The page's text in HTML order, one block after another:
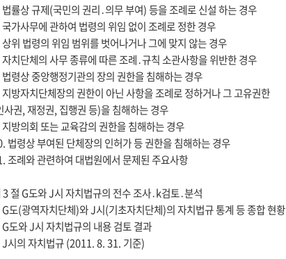
률상 규제(국민의 권리․의무 부여) 등을 조례로 신설 하는 경우
가사무에 관하여 법령의 위임 없이 조례로 정한 경우
위 법령의 위임 범위를 벗어나거나 그에 맞지 않는 경우
치단체의 사무 종류에 따른 조례․규칙 소관사항을 위반한 경우
령상 중앙행정기관의 장의 권한을 침해하는 경우
방자치단체장의 권한이 아닌 사항을 조례로 정하거나 그 고유권한
사권, 재정권, 집행권 등)을 침해하는 경우
방의회 또는 교육감의 권한을 침해하는 경우
법령상 부여된 단체장의 인허가 등 권한을 침해하는 경우
조례와 관련하여 대법원에서 문제된 주요사항
3 절 G도와 J시 자치법규의 전수 조사․k검토․분석
도(광역자치단체)와 J시(기초자치단체)의 자치법규 통계 등 종합 현황
도와 J시 자치법규의 내용 검토 결과
시의 자치법규 (2011. 8. 31. 기준)